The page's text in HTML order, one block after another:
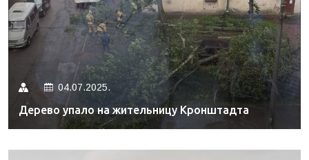
04.07.2025.
Дерево упало на жительницу Кронштадта